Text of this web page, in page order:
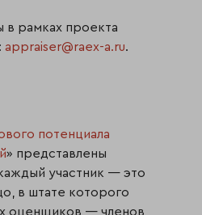
в рамках проекта
appraiser@raex-a.ru.
потенциала
» представлены
участник — это
в штате которого
оценщиков — членов